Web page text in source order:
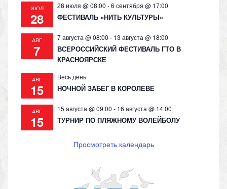
ИЮЛ
28
28 июля @ 08:00 -6 сентября @ 17:00
ФЕСТИВАЛЬ «НИТЬ КУЛЬТУРЫ»
АВГ
7
7 августа @ 08:00 - 13 августа @ 18:00
ВСЕРОССИЙСКИЙ ФЕСТИВАЛЬ ГТО В
КРАСНОЯРСКЕ
АВГ
15
Весь день
НОЧНОЙ ЗАБЕГ В КОРОЛЕВЕ
АВГ
15
15 августа @ 09:00 - 16 августа @ 14:00
ТУРНИР ПО ПЛЯЖНОМУ ВОЛЕЙБОЛУ
Просмотреть календарь